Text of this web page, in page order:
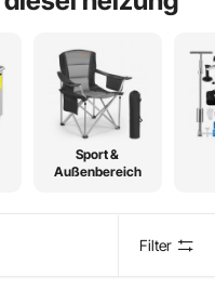
Sport &
Außenbereich
Filter